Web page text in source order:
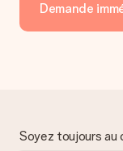
Demande
Soyez toujours au